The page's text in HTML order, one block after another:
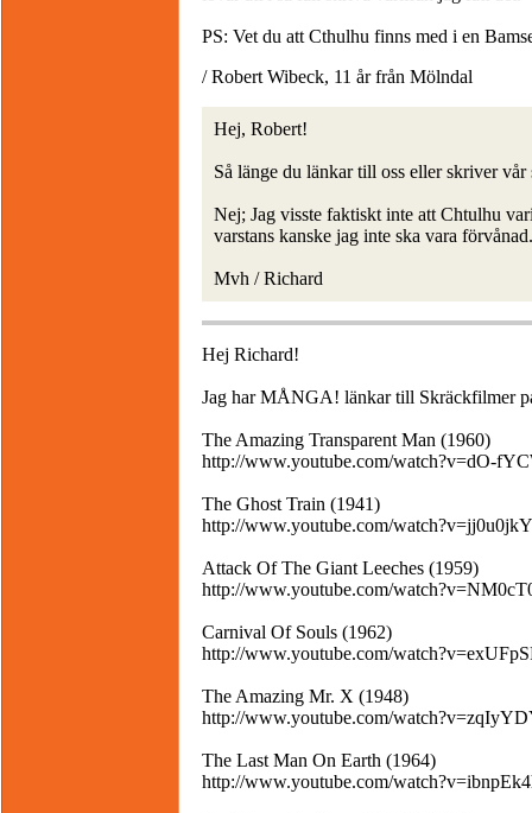
PS: Vet du att Cthulhu finns med i en
/ Robert Wibeck, 11 år från Mölndal
Hej, Robert!
Så länge du länkar till oss eller skriver
Nej; Jag visste faktiskt inte att Chtulhu
varstans kanske jag inte ska vara förvånad.
Mvh / Richard
Hej Richard!
Jag har MÅNGA! länkar till Skräckfilmer
The Amazing Transparent Man (1960)
http://www.youtube.com/watch?v=dO-
The Ghost Train (1941)
http://www.youtube.com/
Attack Of The Giant Leeches (1959)
http://www.youtube.com/
Carnival Of Souls (1962)
http://www.youtube.com/
The Amazing Mr. X (1948)
http://www.youtube.com/
The Last Man On Earth (1964)
http://www.youtube.com/